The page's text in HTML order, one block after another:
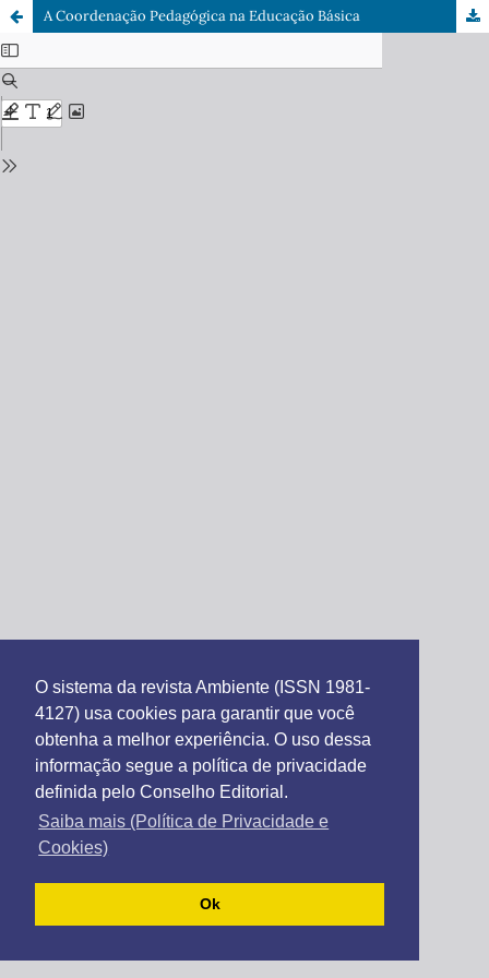
O sistema da revista Ambiente (ISSN 1981-
4127) usa cookies para garantir que você
obtenha a melhor experiência. O uso dessa
informação segue a política de privacidade
definida pelo Conselho Editorial.
Saiba mais (Política de Privacidade e
Cookies)
Ok
A Coordenação Pedagógica na Educação Básica